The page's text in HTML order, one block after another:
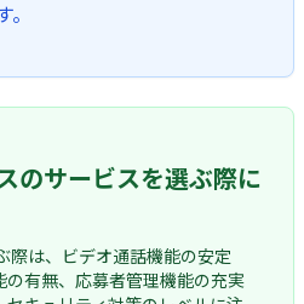
のサービスを選ぶ際に
際は、ビデオ通話機能の安定
有無、応募者管理機能の充実